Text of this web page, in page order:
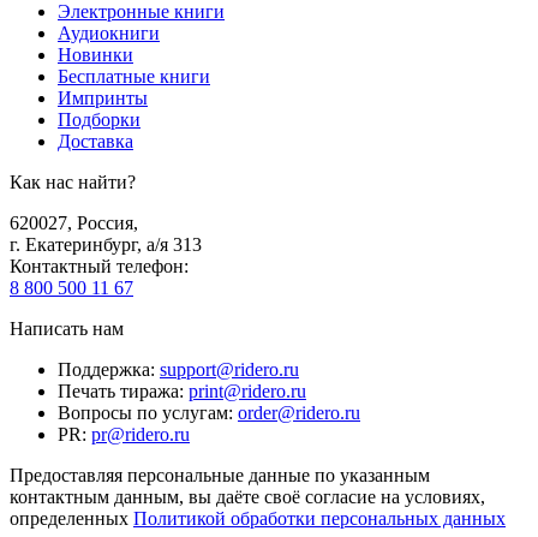
Электронные книги
Аудиокниги
Новинки
Бесплатные книги
Импринты
Подборки
Доставка
Как нас найти?
620027, Россия,
г. Екатеринбург, а/я 313
Контактный телефон:
8 800 500 11 67
Написать нам
Поддержка: support@ridero.ru
Печать тиража: print@ridero.ru
Вопросы по услугам: order@ridero.ru
PR: pr@ridero.ru
Предоставляя персональные данные по указанным
контактным данным, вы даёте своё согласие на условиях,
определенных Политикой обработки персональных данных